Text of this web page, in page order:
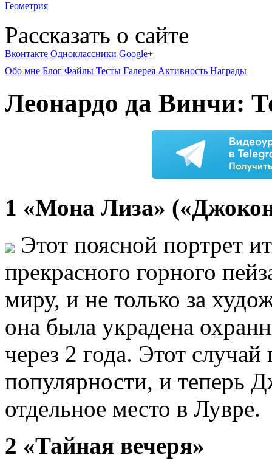
Геометрия
Рассказать о сайте
Вконтакте Одноклассники Google+
Обо мне Блог Файлы Тесты Галерея Активность Награды
Леонардо да Винчи:
1 «Мона Лиза»
Этот поясной портрет
прекрасного горного
миру, и не только за
она была украдена
через 2 года. Этот
популярности, и теперь
отдельное место в Лувре.
2 «Тайная вечеря»